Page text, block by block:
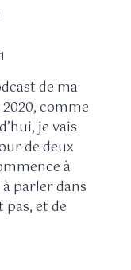
de ma
comme
je vais
de deux
à
parler dans
pas, et de